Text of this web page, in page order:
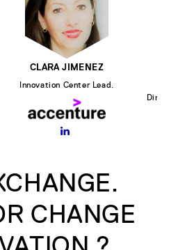
CLARA JIMENEZ
Innovation Center Lead.
CHANGE